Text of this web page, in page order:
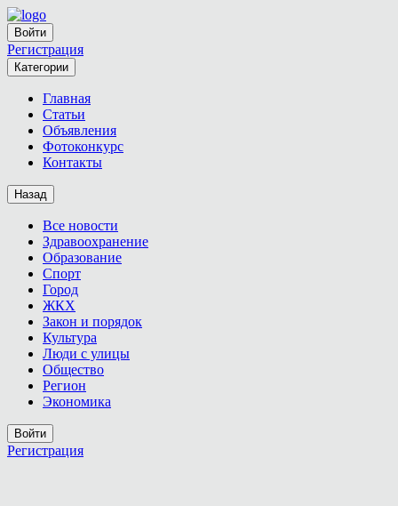
Войти
Регистрация
Категории
Главная
Статьи
Объявления
Фотоконкурс
Контакты
Назад
Все новости
Здравоохранение
Образование
Спорт
Город
ЖКХ
Закон и порядок
Культура
Люди с улицы
Общество
Регион
Экономика
Войти
Регистрация